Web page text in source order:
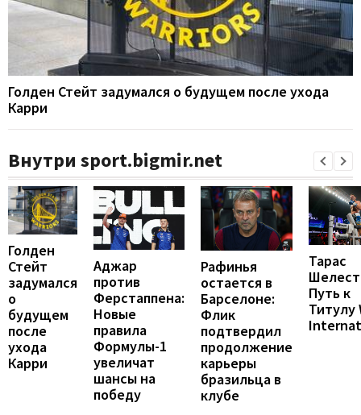
Голден Стейт задумался о будущем после ухода
Карри
Внутри sport.bigmir.net
Голден
Стейт
задумался
о
будущем
после
ухода
Карри
Аджар
против
Ферстаппена:
Новые
правила
Формулы-1
увеличат
шансы на
победу
Рафинья
остается в
Барселоне:
Флик
подтвердил
продолжение
карьеры
бразильца в
клубе
Тарас
Путь к
Титулу